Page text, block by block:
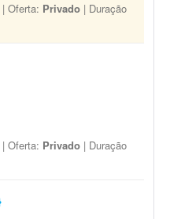
| Oferta: Privado | Duração
| Oferta: Privado | Duração